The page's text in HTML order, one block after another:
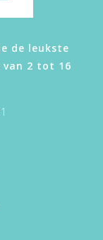
de leukste
van 2 tot 16